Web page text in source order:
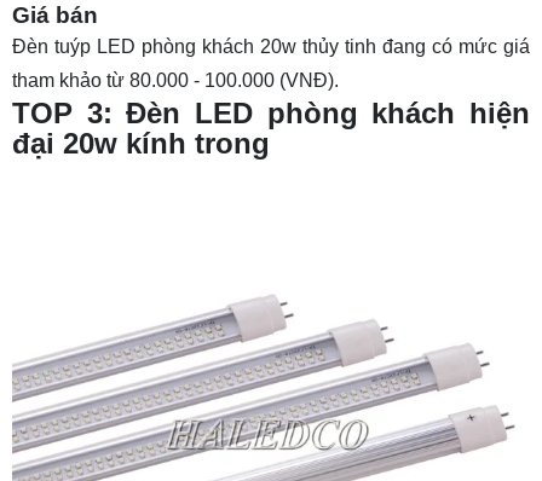
Giá bán
Đèn tuýp LED phòng khách 20w thủy tinh đang có mức giá
tham khảo từ 80.000 - 100.000 (VNĐ).
TOP 3: Đèn LED phòng khách hiện
đại 20w kính trong